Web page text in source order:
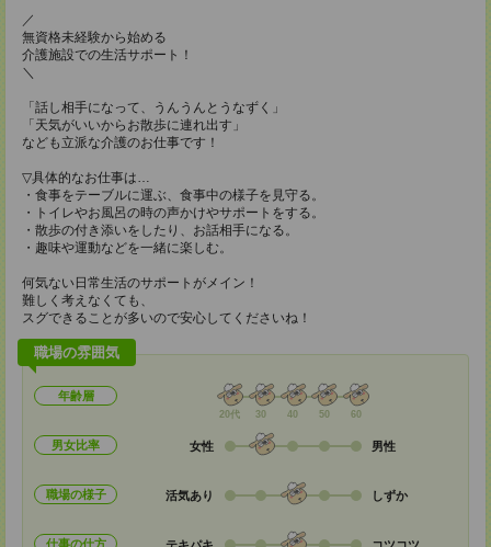
／
無資格未経験から始める
介護施設での生活サポート！
＼
「話し相手になって、うんうんとうなずく」
「天気がいいからお散歩に連れ出す」
なども立派な介護のお仕事です！
▽具体的なお仕事は…
・食事をテーブルに運ぶ、食事中の様子を見守る。
・トイレやお風呂の時の声かけやサポートをする。
・散歩の付き添いをしたり、お話相手になる。
・趣味や運動などを一緒に楽しむ。
何気ない日常生活のサポートがメイン！
難しく考えなくても、
スグできることが多いので安心してくださいね！
職場の雰囲気
年齢層
20代 30 40 50 60
男女比率 女性 男性
職場の様子 活気あり しずか
仕事の仕方 テキパキ コツコツ